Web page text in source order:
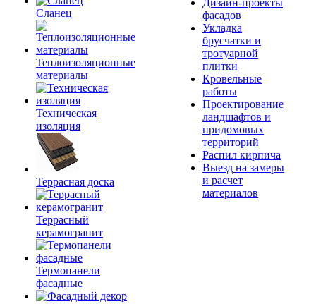
Сланец
Теплоизоляционные
материалы
Техническая
изоляция
Террасная доска
Террасный
керамогранит
Термопанели
фасадные
Дизайн-проекты
фасадов
Укладка
брусчатки и
тротуарной
плитки
Кровельные
работы
Проектирование
ландшафтов и
придомовых
территорий
Распил кирпича
Выезд на замеры
и расчет
материалов